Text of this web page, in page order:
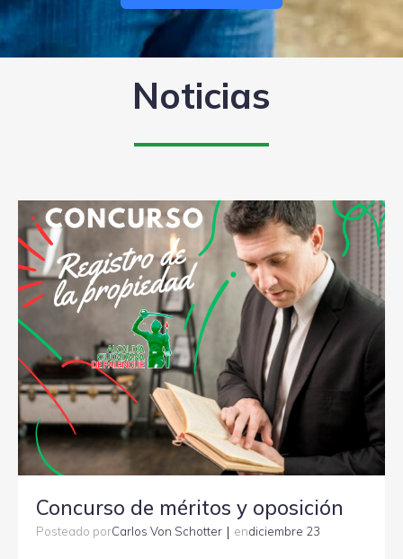
Noticias
Concurso de méritos y oposición
Posteado porCarlos Von Schotter | endiciembre 23